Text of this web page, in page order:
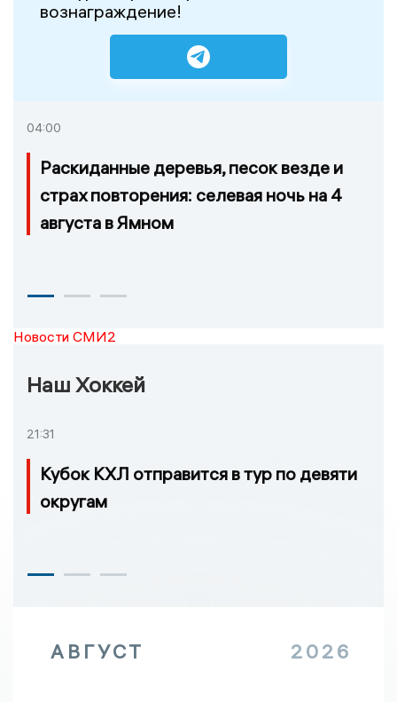
вознаграждение!
04:00
Раскиданные деревья, песок везде и
страх повторения: селевая ночь на 4
августа в Ямном
Новости СМИ2
Наш Хоккей
21:31
Кубок КХЛ отправится в тур по девяти
округам
АВГУСТ 2026